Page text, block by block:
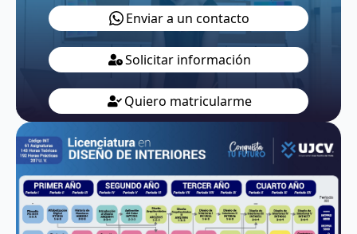
Enviar a un contacto
Solicitar información
Quiero matricularme